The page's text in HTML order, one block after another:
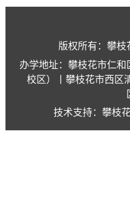
版权所有：攀枝
办学地址：攀枝花市仁
校区）丨攀枝花市西区
技术支持：攀枝